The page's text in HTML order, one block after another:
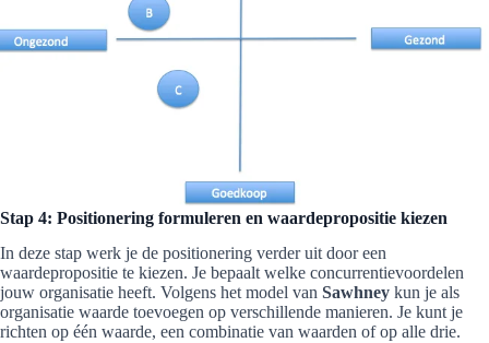
Stap 4: Positionering formuleren en waardepropositie kiezen
In deze stap werk je de positionering verder uit door een
waardepropositie te kiezen. Je bepaalt welke concurrentievoordelen
jouw organisatie heeft. Volgens het model van Sawhney kun je als
organisatie waarde toevoegen op verschillende manieren. Je kunt je
richten op één waarde, een combinatie van waarden of op alle drie.